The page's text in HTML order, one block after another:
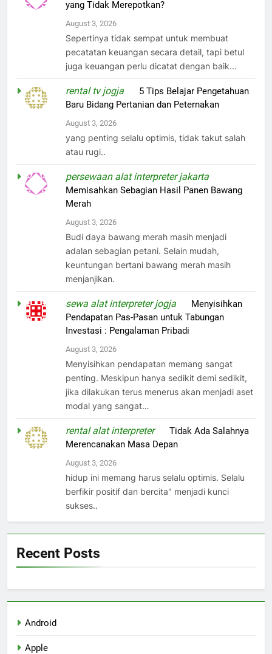
yang Tidak Merepotkan?
August 3, 2026
Sepertinya tidak sempat untuk membuat
pecatatan keuangan secara detail, tapi betul
juga keuangan perlu dicatat dengan baik...
rental tv jogja
5 Tips Belajar Pengetahuan
Baru Bidang Pertanian dan Peternakan
August 3, 2026
yang penting selalu optimis, tidak takut salah
atau rugi..
persewaan alat interpreter jakarta
Memisahkan Sebagian Hasil Panen Bawang
Merah
August 3, 2026
Budi daya bawang merah masih menjadi
adalan sebagian petani. Selain mudah,
keuntungan bertani bawang merah masih
menjanjikan.
sewa alat interpreter jogja
Menyisihkan
Pendapatan Pas-Pasan untuk Tabungan
Investasi : Pengalaman Pribadi
August 3, 2026
Menyisihkan pendapatan memang sangat
penting. Meskipun hanya sedikit demi sedikit,
jika dilakukan terus menerus akan menjadi aset
modal yang sangat…
rental alat interpreteronTidak Ada Salahnya
Merencanakan Masa Depan
August 3, 2026
hidup ini memang harus selalu optimis. Selalu
berfikir positif dan bercita" menjadi kunci
sukses..
Recent Posts
Android
Apple